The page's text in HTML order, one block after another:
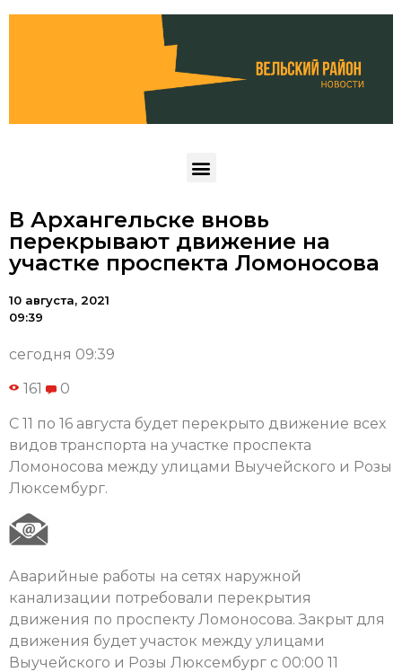
В Архангельске вновь
перекрывают движение на
участке проспекта Ломоносова
10 августа, 2021
09:39
сегодня 09:39
161 0
С 11 по 16 августа будет перекрыто движение всех
видов транспорта на участке проспекта
Ломоносова между улицами Выучейского и Розы
Люксембург.
Аварийные работы на сетях наружной
канализации потребовали перекрытия
движения по проспекту Ломоносова. Закрыт для
движения будет участок между улицами
Выучейского и Розы Люксембург с 00:00 11